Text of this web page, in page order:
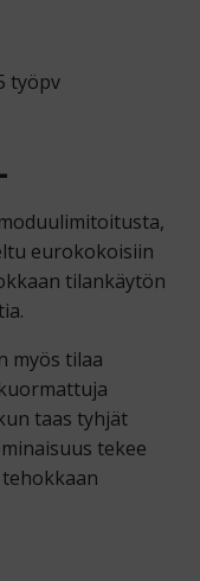
työpv
eurokokoisiin
tilankäytön
myös tilaa
taas tyhjät
tekee